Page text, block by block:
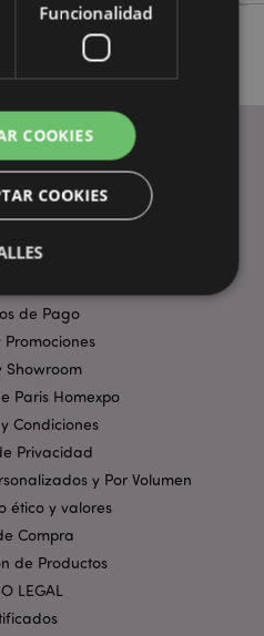
ÚTILES
y Envíos
de Pago
Showroom
Paris Homexpo
Condiciones
Privacidad
y Por Volumen
ético y valores
Compra
de Productos
LEGAL
Funcionalidad
COOKIES
COOKIES
Rendimiento
Funcionalidad
necesarias permiten la
sitio web, como el inicio de
de la cuenta. El sitio
Provider